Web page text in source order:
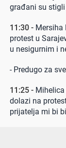
građani su
11:30 - Mersiha
protest u
u nesigurnim i
- Predugo za
11:25 -
dolazi na
prijatelja mi bi